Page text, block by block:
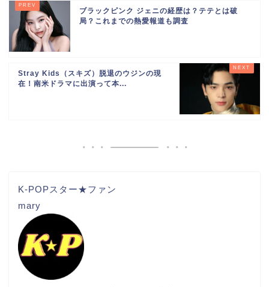
ブラックピンク ジェニの経歴は？テテとは破
局？これまでの熱愛報道も調査
Stray Kids（スキズ）脱退のウジンの現
在！南米ドラマに出演って本...
K-POPスター★ファン
mary